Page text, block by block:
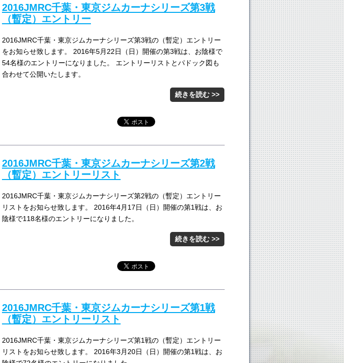
2016JMRC千葉・東京ジムカーナシリーズ第3戦
（暫定）エントリー
2016JMRC千葉・東京ジムカーナシリーズ第3戦の（暫定）エントリー
をお知らせ致します。 2016年5月22日（日）開催の第3戦は、お陰様で
54名様のエントリーになりました。 エントリーリストとパドック図も
合わせて公開いたします。
続きを読む >>
2016JMRC千葉・東京ジムカーナシリーズ第2戦
（暫定）エントリーリスト
2016JMRC千葉・東京ジムカーナシリーズ第2戦の（暫定）エントリー
リストをお知らせ致します。 2016年4月17日（日）開催の第1戦は、お
陰様で118名様のエントリーになりました。
続きを読む >>
2016JMRC千葉・東京ジムカーナシリーズ第1戦
（暫定）エントリーリスト
2016JMRC千葉・東京ジムカーナシリーズ第1戦の（暫定）エントリー
リストをお知らせ致します。 2016年3月20日（日）開催の第1戦は、お